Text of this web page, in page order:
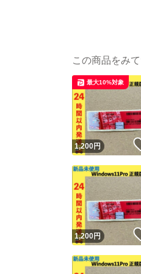
この商品をみ
1,200円
最大10%対象
1,200円